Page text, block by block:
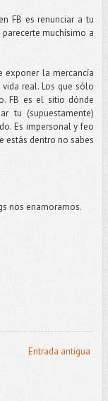
FB es renunciar a tu
muchísimo a
exponer la mercancía
real. Los que sólo
FB es el sitio dónde
tu (supuestamente)
Es impersonal y feo
estás dentro no sabes
nos enamoramos.
Entrada antigua